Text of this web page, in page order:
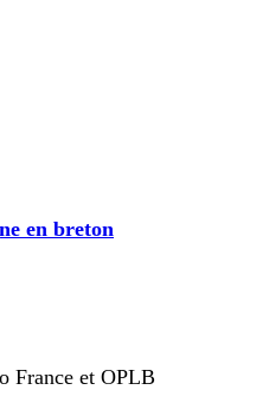
en breton
France et OPLB